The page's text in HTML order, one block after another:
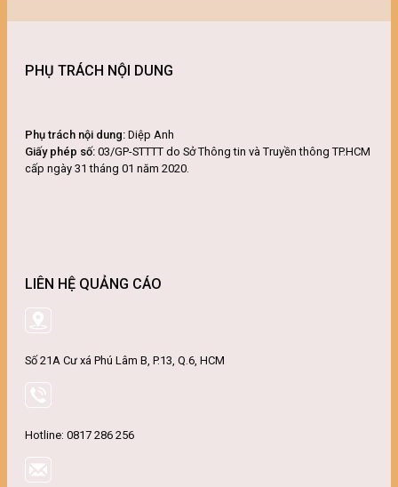
PHỤ TRÁCH NỘI DUNG
Phụ trách nội dung: Diệp Anh
Giấy phép số: 03/GP-STTTT do Sở Thông tin và Truyền thông TP.HCM
cấp ngày 31 tháng 01 năm 2020.
LIÊN HỆ QUẢNG CÁO
Số 21A Cư xá Phú Lâm B, P.13, Q.6, HCM
Hotline: 0817 286 256